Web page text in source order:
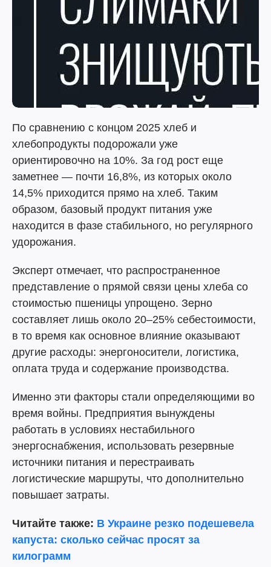
По сравнению с концом 2025 хлеб и
хлебопродукты подорожали уже
ориентировочно на 10%. За год рост еще
заметнее — почти 16,8%, из которых около
14,5% приходится прямо на хлеб. Таким
образом, базовый продукт питания уже
находится в фазе стабильного, но регулярного
удорожания.
Эксперт отмечает, что распространенное
представление о прямой связи цены хлеба со
стоимостью пшеницы упрощено. Зерно
составляет лишь около 20–25% себестоимости,
в то время как основное влияние оказывают
другие расходы: энергоносители, логистика,
оплата труда и содержание производства.
Именно эти факторы стали определяющими во
время войны. Предприятия вынуждены
работать в условиях нестабильного
энергоснабжения, использовать резервные
источники питания и перестраивать
логистические маршруты, что дополнительно
повышает затраты.
Читайте также: В Украине резко подешевела
капуста: сколько сейчас просят за
килограмм